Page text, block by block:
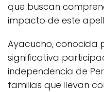
que buscan
impacto de este
Ayacucho, conocida
significativa
independencia de
familias que llevan